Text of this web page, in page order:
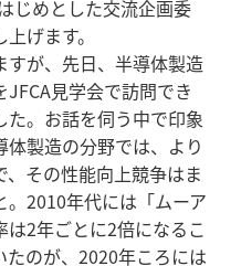
じめとした交流企画委
げます。
すが、先日、半導体製造
見学会で訪問でき
。お話を伺う中で印象
製造の分野では、より
その性能向上競争はま
2010年代には「ムーア
2年ごとに2倍になるこ
たのが、2020年ころには